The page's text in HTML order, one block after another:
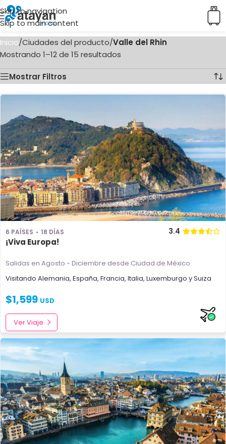
Skip to navigation
Skip to main content
Inicio/Ciudades del producto/Valle del Rhin
Mostrando 1–12 de 15 resultados
Mostrar Filtros
6 PAÍSES 18 DÍAS 3.4
¡Viva Europa!
Salidas en Agosto - Diciembre desde Ciudad de México
Visitando Alemania, España, Francia, Italia, Luxemburgo ySuiza
$1,599 USD
Ver Viaje